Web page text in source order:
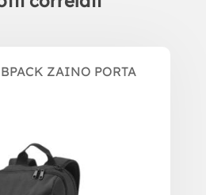
ZAINO PORTA